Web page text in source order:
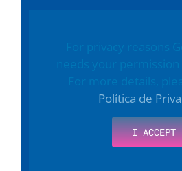
For privacy reasons
needs your permission
For more details,
Política de
I ACCEPT